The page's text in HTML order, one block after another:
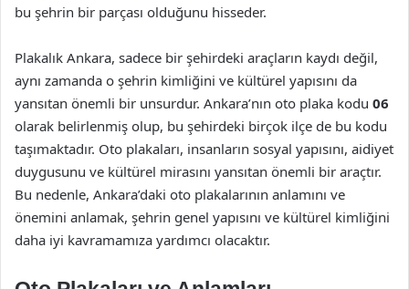
bu şehrin bir parçası olduğunu hisseder.
Plakalık Ankara, sadece bir şehirdeki araçların kaydı değil,
aynı zamanda o şehrin kimliğini ve kültürel yapısını da
yansıtan önemli bir unsurdur. Ankara’nın oto plaka kodu 06
olarak belirlenmiş olup, bu şehirdeki birçok ilçe de bu kodu
taşımaktadır. Oto plakaları, insanların sosyal yapısını, aidiyet
duygusunu ve kültürel mirasını yansıtan önemli bir araçtır.
Bu nedenle, Ankara’daki oto plakalarının anlamını ve
önemini anlamak, şehrin genel yapısını ve kültürel kimliğini
daha iyi kavramamıza yardımcı olacaktır.